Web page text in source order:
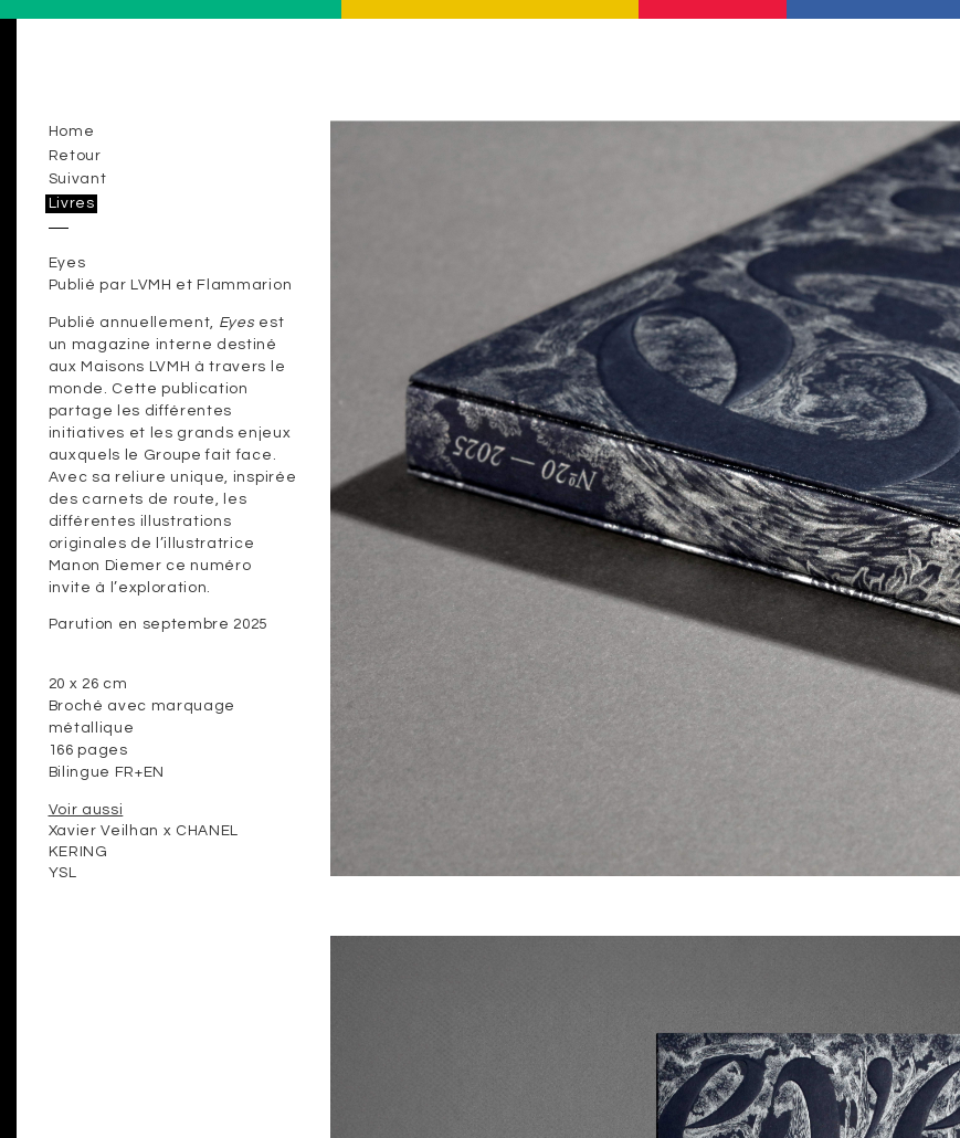
Home
Retour
Suivant
Livres
Eyes
Publié par LVMH et Flammarion
Publié annuellement, Eyesest
un magazine interne destiné
aux Maisons LVMH à travers le
monde. Cette publication
partage les différentes
initiatives et les grands enjeux
auxquels le Groupe fait face.
Avec sa reliure unique, inspirée
des carnets de route, les
différentes illustrations
originales de l’illustratrice
Manon Diemer ce numéro
invite à l’exploration.
Parution en septembre 2025
20 x 26 cm
Broché avec marquage
métallique
166 pages
Bilingue FR+EN
Voir aussi
Xavier Veilhan x CHANEL
KERING
YSL